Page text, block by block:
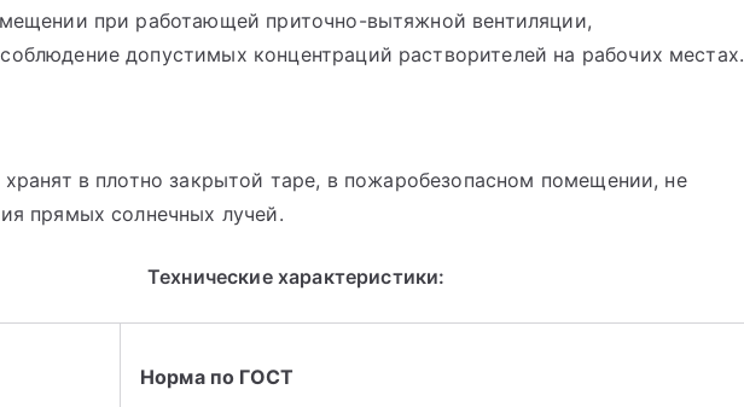
при работающей приточно-вытяжной вентиляции,
допустимых концентраций растворителей на рабочих местах.
хранят в плотно закрытой таре, в пожаробезопасном помещении, не
прямых солнечных лучей.
Технические характеристики:
Норма по ГОСТ